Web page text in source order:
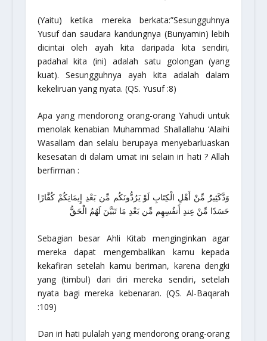
(Yaitu) ketika mereka berkata:”Sesungguhnya
Yusuf dan saudara kandungnya (Bunyamin) lebih
dicintai oleh ayah kita daripada kita sendiri,
padahal kita (ini) adalah satu golongan (yang
kuat). Sesungguhnya ayah kita adalah dalam
kekeliruan yang nyata. (QS. Yusuf :8)
Apa yang mendorong orang-orang Yahudi untuk
menolak kenabian Muhammad Shallallahu ‘Alaihi
Wasallam dan selalu berupaya menyebarluaskan
kesesatan di dalam umat ini selain iri hati ? Allah
berfirman :
وَدَّكَثِيرُُ مِّنْ أَهْلِ الْكِتَابِ لَوْ يَرُدُّونَكُم مِّن بَعْدِ إِيمَانِكُمْ كُفَّارًا
حَسَدًا مِّنْ عِندِ أَنفُسِهِم مِّن بَعْدِ مَا تَبَيَّنَ لَهُمُ الْحَقُّ
Sebagian besar Ahli Kitab menginginkan agar
mereka dapat mengembalikan kamu kepada
kekafiran setelah kamu beriman, karena dengki
yang (timbul) dari diri mereka sendiri, setelah
nyata bagi mereka kebenaran. (QS. Al-Baqarah
:109)
Dan iri hati pulalah yang mendorong orang-orang